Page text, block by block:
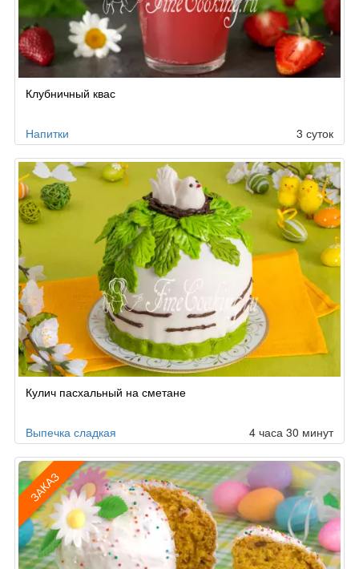
Клубничный квас
Напитки 3 суток
Кулич пасхальный на сметане
Выпечка сладкая 4 часа 30 минут
ЗАКАЗ